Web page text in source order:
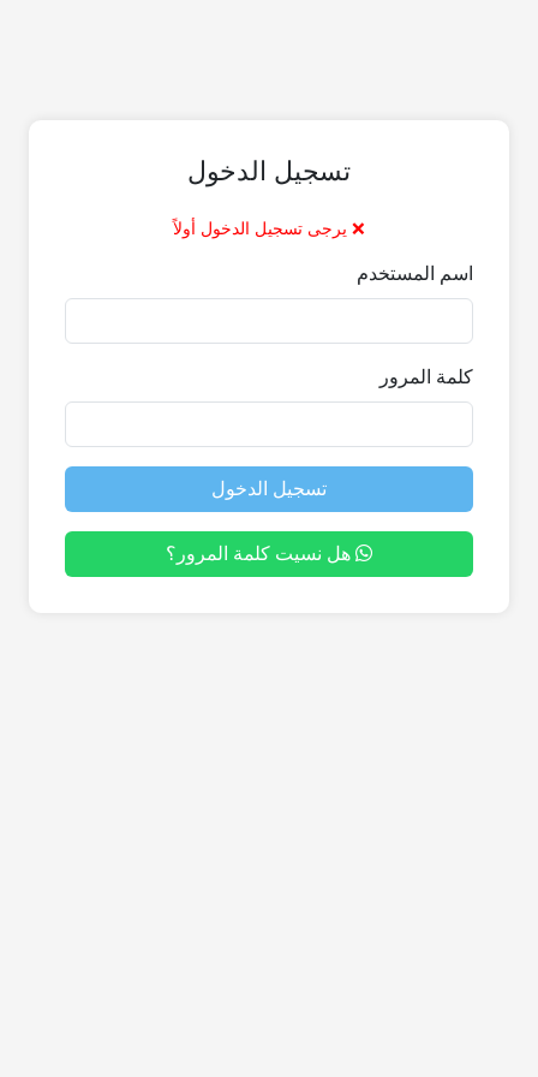
تسجيل الدخول
❌ يرجى تسجيل الدخول أولاً
اسم المستخدم
كلمة المرور
تسجيل الدخول
هل نسيت كلمة المرور؟